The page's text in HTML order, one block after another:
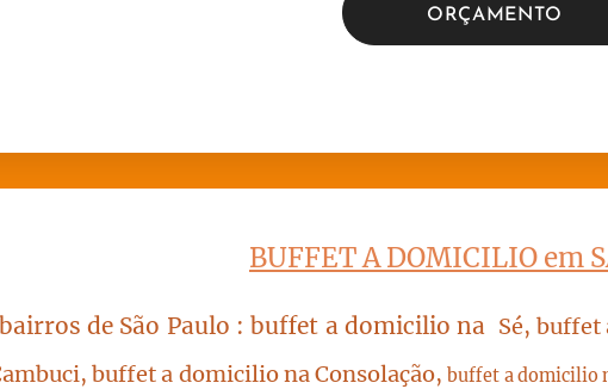
ORÇAMENTO
BUFFET A DOMICILIO em
de São Paulo : buffet a domicilio na Sé,
buffet a domicilio na Consolação,buffet a domicilio